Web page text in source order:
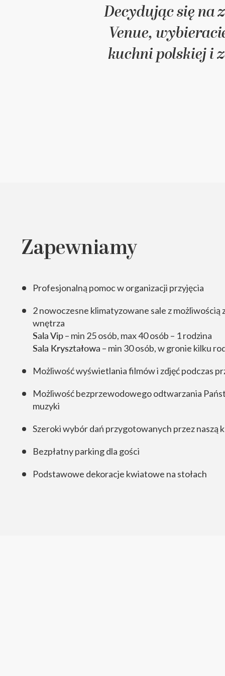
Decydując się na
Venue,
kuchni polskiej i
Zapewniamy
Profesjonalną pomoc w organizacji przyjęcia
2 nowoczesne klimatyzowane sale z możliwością
wnętrza
Sala Vip– min 25 osób, max 40 osób – 1 rodzina
Sala Kryształowa – min 30 osób, w gronie kilku
Możliwość wyświetlania filmów i zdjęć podczas
Możliwość bezprzewodowego odtwarzania
muzyki
Szeroki wybór dań przygotowanych przez naszą
Bezpłatny parking dla gości
Podstawowe dekoracje kwiatowe na stołach